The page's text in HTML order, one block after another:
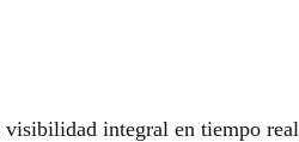
visibilidad integral en tiempo